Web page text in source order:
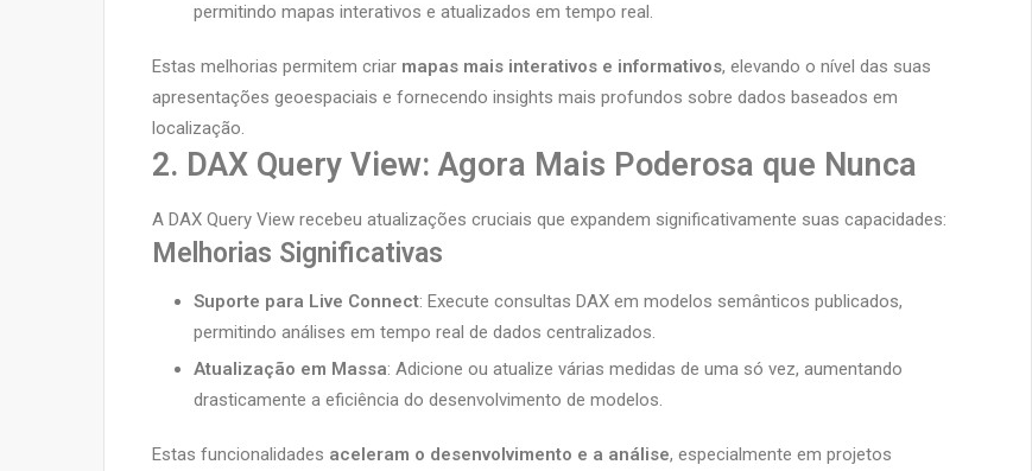
permitindo mapas interativos e atualizados em tempo real.
Estas melhorias permitem criar mapas mais interativos e informativos, elevando o nível das suas
apresentações geoespaciais e fornecendo insights mais profundos sobre dados baseados em
localização.
2. DAX Query View: Agora Mais Poderosa que Nunca
A DAX Query View recebeu atualizações cruciais que expandem significativamente suas capacidades:
Melhorias Significativas
Suporte para Live Connect: Execute consultas DAX em modelos semânticos publicados,
permitindo análises em tempo real de dados centralizados.
Atualização em Massa: Adicione ou atualize várias medidas de uma só vez, aumentando
drasticamente a eficiência do desenvolvimento de modelos.
Estas funcionalidades aceleram o desenvolvimento e a análise, especialmente em projetos